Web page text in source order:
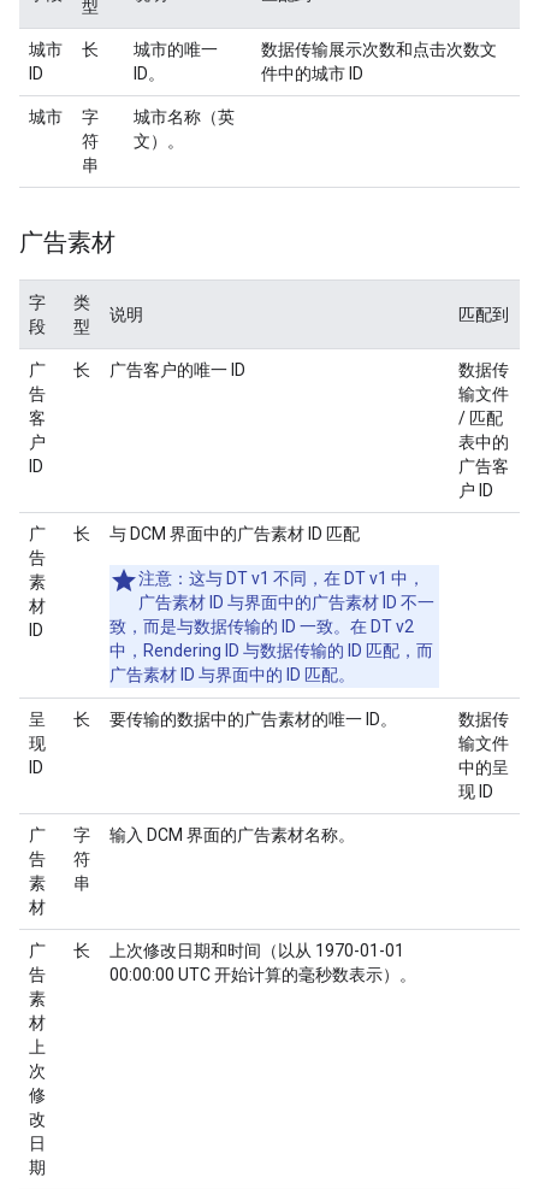
型
城市
ID
长
城市的唯一
ID。
数据传输展示次数和点击次数文
件中的城市 ID
城市
字
符
串
城市名称（英
文）。
广告素材
字
段
类
型
说明 匹配到
广
告
客
户
ID
长 广告客户的唯一 ID
数据传
输文件
/ 匹配
表中的
广告客
户 ID
广
告
素
材
ID
长 与 DCM 界面中的广告素材 ID 匹配
注意：这与 DT v1 不同，在 DT v1 中，
广告素材 ID 与界面中的广告素材 ID 不一
致，而是与数据传输的 ID 一致。在 DT v2
中，Rendering ID 与数据传输的 ID 匹配，而
广告素材 ID 与界面中的 ID 匹配。
呈
现
ID
长 要传输的数据中的广告素材的唯一 ID。
数据传
输文件
中的呈
现 ID
广
告
素
材
字
符
串
输入 DCM 界面的广告素材名称。
广
告
素
材
上
次
修
改
日
期
长
上次修改日期和时间（以从 1970-01-01
00:00:00 UTC 开始计算的毫秒数表示）。